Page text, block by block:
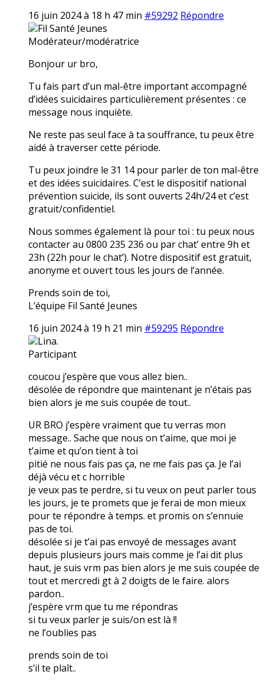
16 juin 2024 à 18 h 47 min #59292 Répondre
Fil Santé Jeunes
Modérateur/modératrice
Bonjour ur bro,
Tu fais part d’un mal-être important accompagné
d’idées suicidaires particulièrement présentes : ce
message nous inquiète.
Ne reste pas seul face à ta souffrance, tu peux être
aidé à traverser cette période.
Tu peux joindre le 31 14 pour parler de ton mal-être
et des idées suicidaires. C’est le dispositif national
prévention suicide, ils sont ouverts 24h/24 et c’est
gratuit/confidentiel.
Nous sommes également là pour toi : tu peux nous
contacter au 0800 235 236 ou par chat’ entre 9h et
23h (22h pour le chat’). Notre dispositif est gratuit,
anonyme et ouvert tous les jours de l’année.
Prends soin de toi,
L’équipe Fil Santé Jeunes
16 juin 2024 à 19 h 21 min #59295 Répondre
Lina.
Participant
coucou j’espère que vous allez bien..
désolée de répondre que maintenant je n’étais pas
bien alors je me suis coupée de tout..
UR BRO j’espère vraiment que tu verras mon
message.. Sache que nous on t’aime, que moi je
t’aime et qu’on tient à toi
pitié ne nous fais pas ça, ne me fais pas ça. Je l’ai
déjà vécu et c horrible
je veux pas te perdre, si tu veux on peut parler tous
les jours, je te promets que je ferai de mon mieux
pour te répondre à temps. et promis on s’ennuie
pas de toi.
désolée si je t’ai pas envoyé de messages avant
depuis plusieurs jours mais comme je l’ai dit plus
haut, je suis vrm pas bien alors je me suis coupée de
tout et mercredi gt à 2 doigts de le faire. alors
pardon..
j’espère vrm que tu me répondras
si tu veux parler je suis/on est là !!
ne l’oublies pas
prends soin de toi
s’il te plaît..